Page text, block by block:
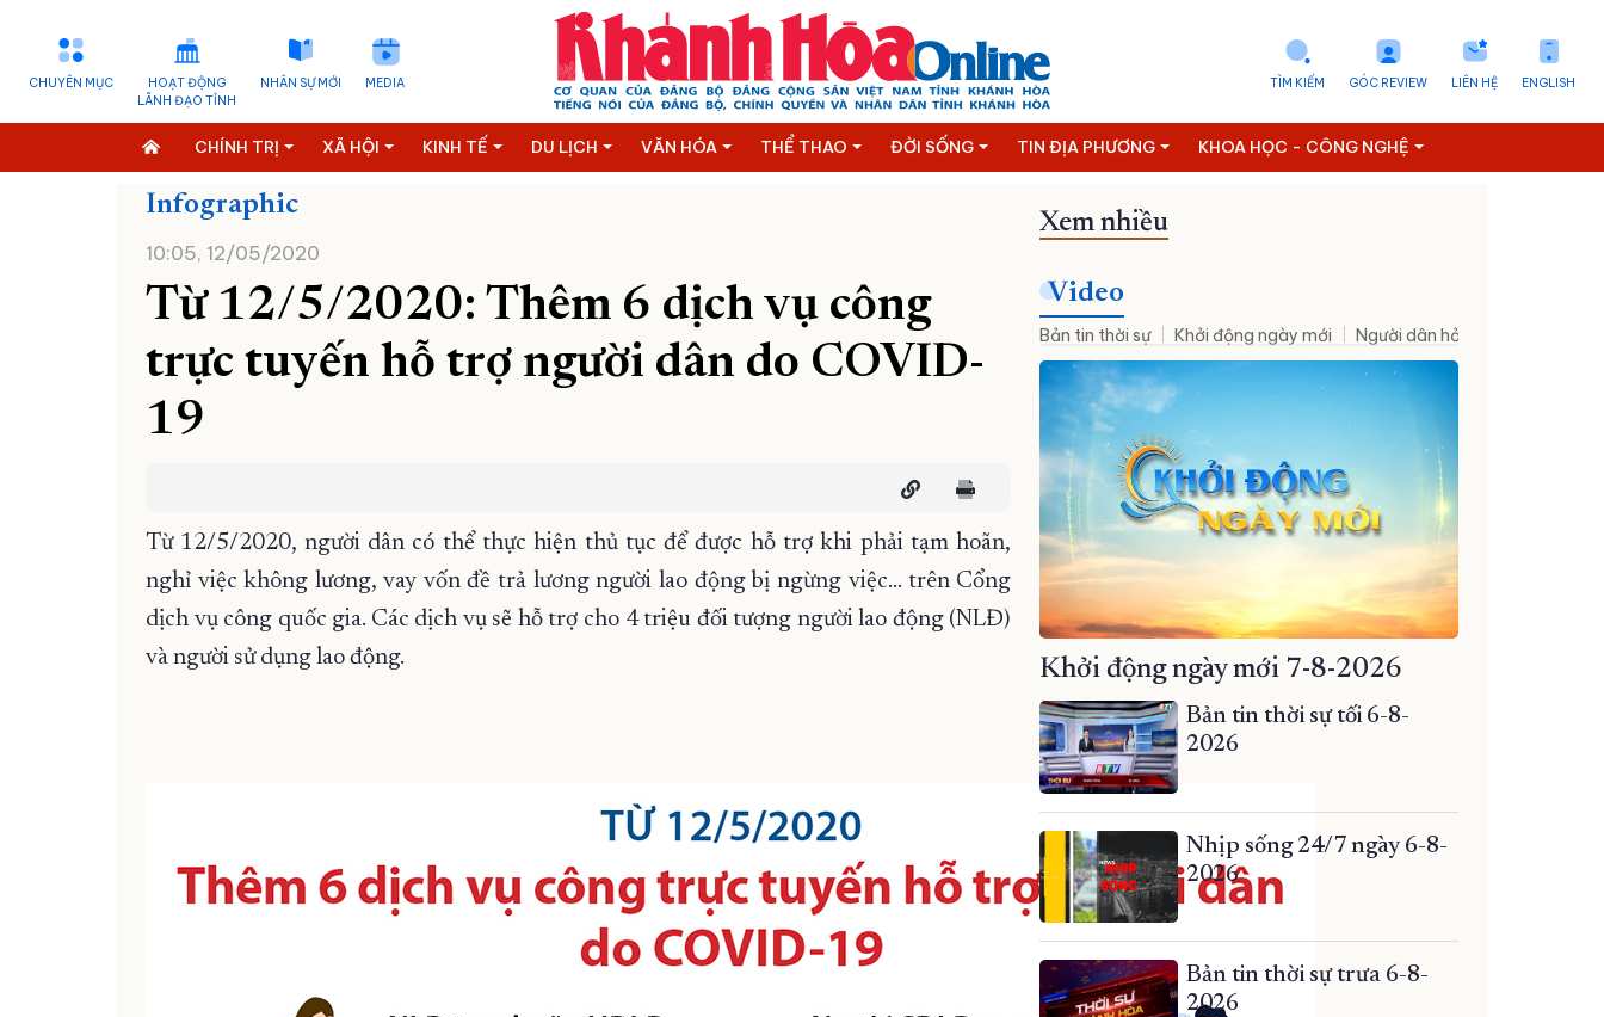
CHUYÊN MỤC
HOẠT ĐỘNG
LÃNH ĐẠO TỈNH
NHÂN SỰ MỚI MEDIA ENGLISH
LIÊN HỆ
GÓC REVIEW
TÌM KIẾM
CHÍNH TRỊ XÃ HỘI KINH TẾ DU LỊCH VĂN HÓA THỂ THAO ĐỜI SỐNG TIN ĐỊA PHƯƠNG KHOA HỌC - CÔNG NGHỆ
Infographic
10:05, 12/05/2020
Từ 12/5/2020: Thêm 6 dịch vụ công
trực tuyến hỗ trợ người dân do COVID-
19
Từ 12/5/2020, người dân có thể thực hiện thủ tục để được hỗ trợ khi phải tạm hoãn,
nghỉ việc không lương, vay vốn đề trả lương người lao động bị ngừng việc… trên Cổng
dịch vụ công quốc gia. Các dịch vụ sẽ hỗ trợ cho 4 triệu đối tượng người lao động (NLĐ)
và người sử dụng lao động.
Xem nhiều
Video
Bản tin thời sự Khởi động ngày mới Người dân hỏi – Cơ quan nhà
Khởi động ngày mới 7-8-2026
Bản tin thời sự tối 6-8-
2026
Nhịp sống 24/7 ngày 6-8-
2026
Bản tin thời sự trưa 6-8-
2026